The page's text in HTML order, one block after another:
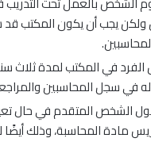
ولكن يجب أن يكون المكتب
الفرد في المكتب لمدة ثلاث
في سجل المحاسبين
الشخص المتقدم في حال
مادة المحاسبة، وذلك